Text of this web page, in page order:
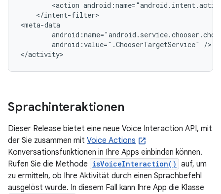
<action
</intent-filter>
android:value=".ChooserTargetService"
/>
</activity>
Sprachinteraktionen
Dieser Release bietet eine neue Voice Interaction API, mit
der Sie zusammen mit Voice Actions
Konversationsfunktionen in Ihre Apps einbinden können.
Rufen Sie die Methode isVoiceInteraction() auf, um
zu ermitteln, ob Ihre Aktivität durch einen Sprachbefehl
ausgelöst wurde. In diesem Fall kann Ihre App die Klasse